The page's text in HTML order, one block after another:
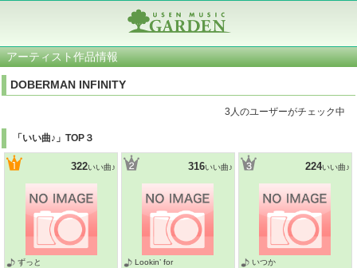
アーティスト作品情報
DOBERMAN INFINITY
3人のユーザーがチェック中
「いい曲♪」TOP３
322いい曲♪
ずっと
316いい曲♪
Lookin’ for
224いい曲♪
いつか